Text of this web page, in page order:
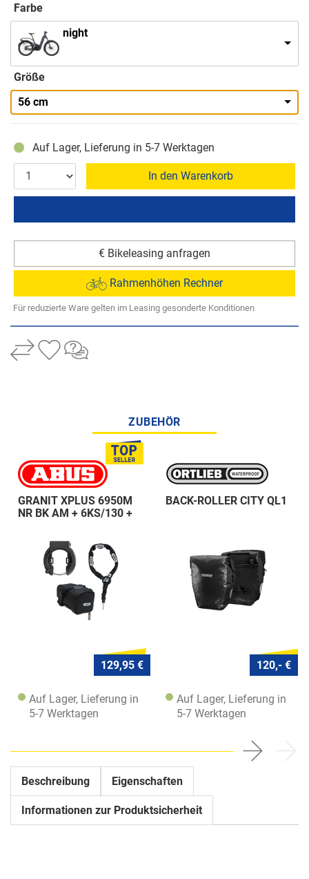
Farbe
night
Größe
56 cm
Auf Lager, Lieferung in 5-7 Werktagen
In den Warenkorb
€ Bikeleasing anfragen
Rahmenhöhen Rechner
Für reduzierte Ware gelten im Leasing gesonderte Konditionen
ZUBEHÖR
GRANIT XPLUS 6950M
NR BK AM + 6KS/130 +
129,95 €
Auf Lager, Lieferung in
5-7 Werktagen
BACK-ROLLER CITY QL1
120,- €
Auf Lager, Lieferung in
5-7 Werktagen
Beschreibung Eigenschaften
Informationen zur Produktsicherheit